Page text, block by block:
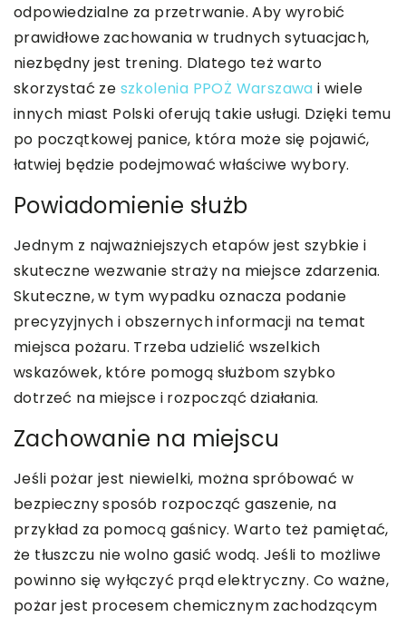
odpowiedzialne za przetrwanie. Aby wyrobić
prawidłowe zachowania w trudnych sytuacjach,
niezbędny jest trening. Dlatego też warto
skorzystać ze szkolenia PPOŻ Warszawa i wiele
innych miast Polski oferują takie usługi. Dzięki temu
po początkowej panice, która może się pojawić,
łatwiej będzie podejmować właściwe wybory.
Powiadomienie służb
Jednym z najważniejszych etapów jest szybkie i
skuteczne wezwanie straży na miejsce zdarzenia.
Skuteczne, w tym wypadku oznacza podanie
precyzyjnych i obszernych informacji na temat
miejsca pożaru. Trzeba udzielić wszelkich
wskazówek, które pomogą służbom szybko
dotrzeć na miejsce i rozpocząć działania.
Zachowanie na miejscu
Jeśli pożar jest niewielki, można spróbować w
bezpieczny sposób rozpocząć gaszenie, na
przykład za pomocą gaśnicy. Warto też pamiętać,
że tłuszczu nie wolno gasić wodą. Jeśli to możliwe
powinno się wyłączyć prąd elektryczny. Co ważne,
pożar jest procesem chemicznym zachodzącym